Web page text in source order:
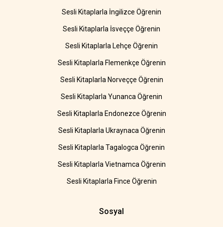
Sesli Kitaplarla İngilizce Öğrenin
Sesli Kitaplarla İsveççe Öğrenin
Sesli Kitaplarla Lehçe Öğrenin
Sesli Kitaplarla Flemenkçe Öğrenin
Sesli Kitaplarla Norveççe Öğrenin
Sesli Kitaplarla Yunanca Öğrenin
Sesli Kitaplarla Endonezce Öğrenin
Sesli Kitaplarla Ukraynaca Öğrenin
Sesli Kitaplarla Tagalogca Öğrenin
Sesli Kitaplarla Vietnamca Öğrenin
Sesli Kitaplarla Fince Öğrenin
Sosyal